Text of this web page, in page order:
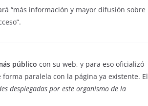
“más información y mayor difusión sobre
público con su web, y para eso oficializó
paralela con la página ya existente. El
desplegadas por este organismo de la